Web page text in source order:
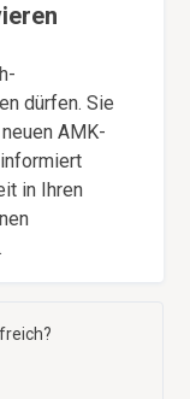
dürfen. Sie
AMK-
in Ihren